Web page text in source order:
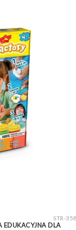
STR-
EDUKACYJNA DLA